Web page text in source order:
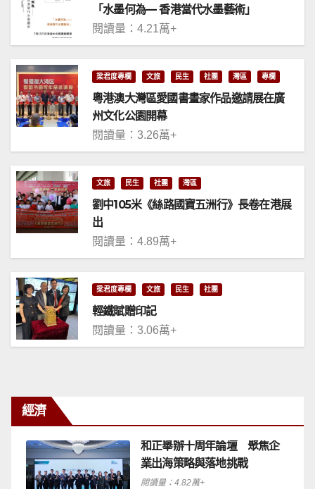
「水墨何為— 香港當代水墨藝術」
閱讀量：4.21萬+
梁君度專欄 文旅 民生 社團 灣區 專欄
粵港澳大灣區愛國書畫家作品邀請展在廣
州文化公園開幕
閱讀量：3.26萬+
文旅 民生 社團 灣區
劉中105米《絲路國寶五洲行》長卷在港展
出
閱讀量：4.89萬+
梁君度專欄 文旅 民生 社團
輕鐵賦贈印記
閱讀量：3.06萬+
經濟
和正舉辦十周年論壇 聚焦企
業出海策略與落地挑戰
閱讀量：4.82萬+